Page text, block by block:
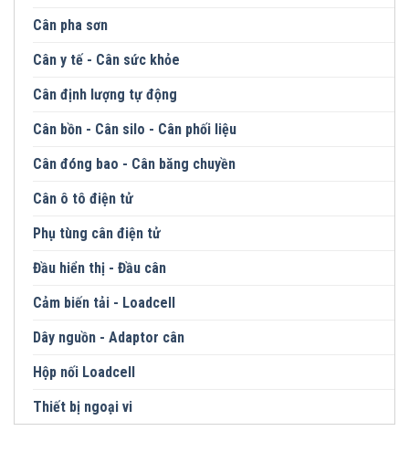
Cân pha sơn
Cân y tế - Cân sức khỏe
Cân định lượng tự động
Cân bồn - Cân silo - Cân phối liệu
Cân đóng bao - Cân băng chuyền
Cân ô tô điện tử
Phụ tùng cân điện tử
Đầu hiển thị - Đầu cân
Cảm biến tải - Loadcell
Dây nguồn - Adaptor cân
Hộp nối Loadcell
Thiết bị ngoại vi